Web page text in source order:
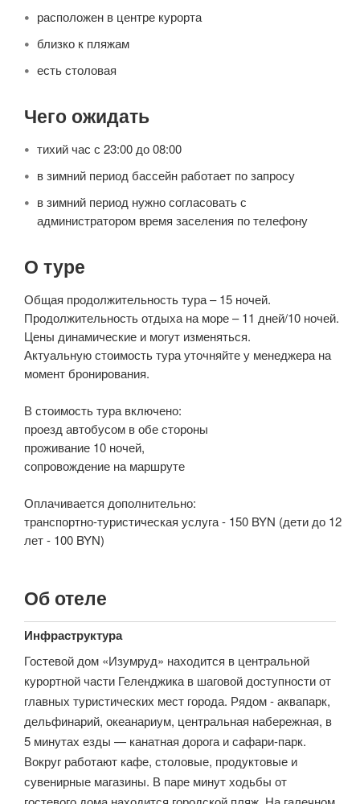
расположен в центре курорта
близко к пляжам
есть столовая
Чего ожидать
тихий час с 23:00 до 08:00
в зимний период бассейн работает по запросу
в зимний период нужно согласовать с
администратором время заселения по телефону
О туре
Общая продолжительность тура – 15 ночей.
Продолжительность отдыха на море – 11 дней/10 ночей.
Цены динамические и могут изменяться.
Актуальную стоимость тура уточняйте у менеджера на
момент бронирования.
В стоимость тура включено:
проезд автобусом в обе стороны
проживание 10 ночей,
сопровождение на маршруте
Оплачивается дополнительно:
транспортно-туристическая услуга - 150 BYN (дети до 12
лет - 100 BYN)
Об отеле
Инфраструктура
Гостевой дом «Изумруд» находится в центральной
курортной части Геленджика в шаговой доступности от
главных туристических мест города. Рядом - аквапарк,
дельфинарий, океанариум, центральная набережная, в
5 минутах езды — канатная дорога и сафари-парк.
Вокруг работают кафе, столовые, продуктовые и
сувенирные магазины. В паре минут ходьбы от